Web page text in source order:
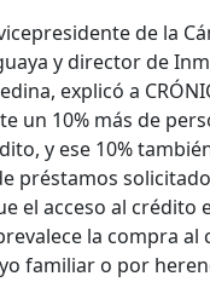
de la
y director de
explicó a
un 10% más de
y ese 10%
préstamos
el acceso al crédito
la compra al
familiar o por